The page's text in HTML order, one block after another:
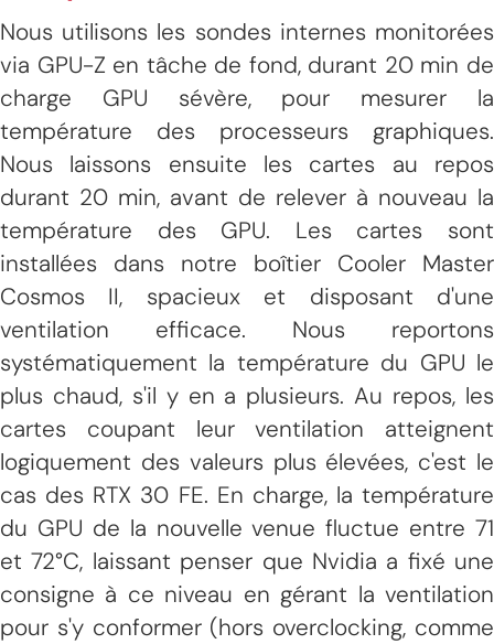
Nous utilisons les sondes internes monitorées
via GPU-Z en tâche de fond, durant 20 min de
charge GPU sévère, pour mesurer la
température des processeurs graphiques.
Nous laissons ensuite les cartes au repos
durant 20 min, avant de relever à nouveau la
température des GPU. Les cartes sont
installées dans notre boîtier Cooler Master
Cosmos II, spacieux et disposant d'une
ventilation efficace. Nous reportons
systématiquement la température du GPU le
plus chaud, s'il y en a plusieurs. Au repos, les
cartes coupant leur ventilation atteignent
logiquement des valeurs plus élevées, c'est le
cas des RTX 30 FE. En charge, la température
du GPU de la nouvelle venue fluctue entre 71
et 72°C, laissant penser que Nvidia a fixé une
consigne à ce niveau en gérant la ventilation
pour s'y conformer (hors overclocking, comme